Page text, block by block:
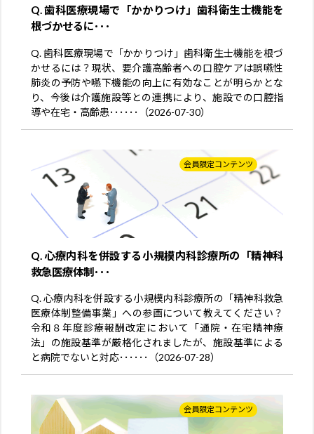
Q. 歯科医療現場で「かかりつけ」歯科衛生士機能を
根づかせるに･･･
Q. 歯科医療現場で「かかりつけ」歯科衛生士機能を根づ
かせるには？現状、要介護高齢者への口腔ケアは誤嚥性
肺炎の予防や嚥下機能の向上に有効なことが明らかとな
り、今後は介護施設等との連携により、施設での口腔指
導や在宅・高齢患･･････（2026-07-30）
会員限定コンテンツ
Q. 心療内科を併設する小規模内科診療所の「精神科
救急医療体制･･･
Q. 心療内科を併設する小規模内科診療所の「精神科救急
医療体制整備事業」への参画について教えてください？
令和８年度診療報酬改定において「通院・在宅精神療
法」の施設基準が厳格化されましたが、施設基準による
と病院でないと対応･･････（2026-07-28）
会員限定コンテンツ